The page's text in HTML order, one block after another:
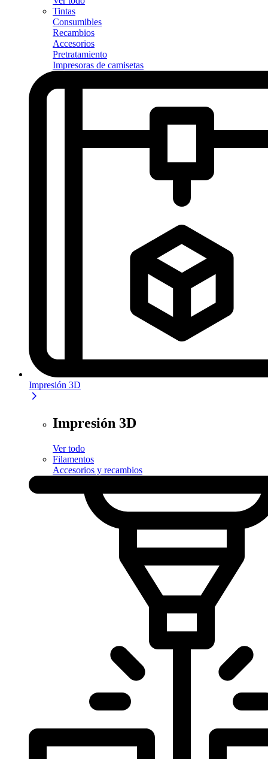
Tintas
Consumibles
Recambios
Accesorios
Pretratamiento
Impresoras de camisetas
Impresión 3D
Impresión 3D
Ver todo
Filamentos
Accesorios y recambios